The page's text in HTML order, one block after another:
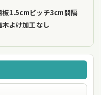
ーストップ棚受（標準仕様）
板1.5cmピッチ3cm間隔
木よけ加工なし